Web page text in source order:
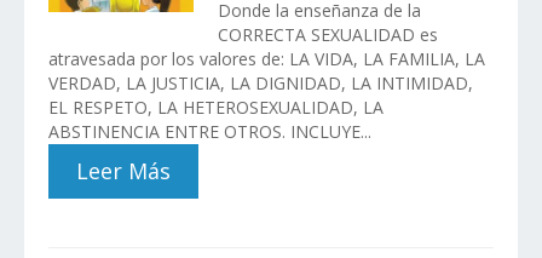
Donde la enseñanza de la
CORRECTA SEXUALIDAD es
atravesada por los valores de: LA VIDA, LA FAMILIA, LA
VERDAD, LA JUSTICIA, LA DIGNIDAD, LA INTIMIDAD,
EL RESPETO, LA HETEROSEXUALIDAD, LA
ABSTINENCIA ENTRE OTROS. INCLUYE...
Leer Más